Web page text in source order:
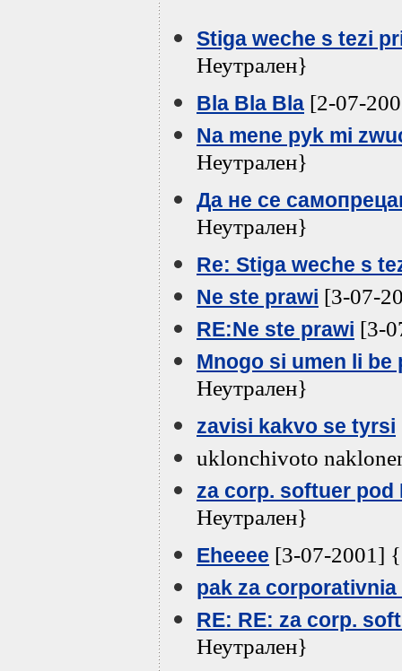
Stiga weche s tezi
Неутрален}
Bla Bla Bla [2-07-
Na mene pyk mi
Неутрален}
Да не се
Неутрален}
Re: Stiga weche s
Ne ste prawi [3-07-
RE:Ne ste prawi [3-
Mnogo si umen li be
Неутрален}
zavisi kakvo se tyrsi
uklonchivoto
za corp. softuer pod
Неутрален}
Eheeee [3-07-2001]
pak za corporativnia
RE: RE: za corp.
Неутрален}